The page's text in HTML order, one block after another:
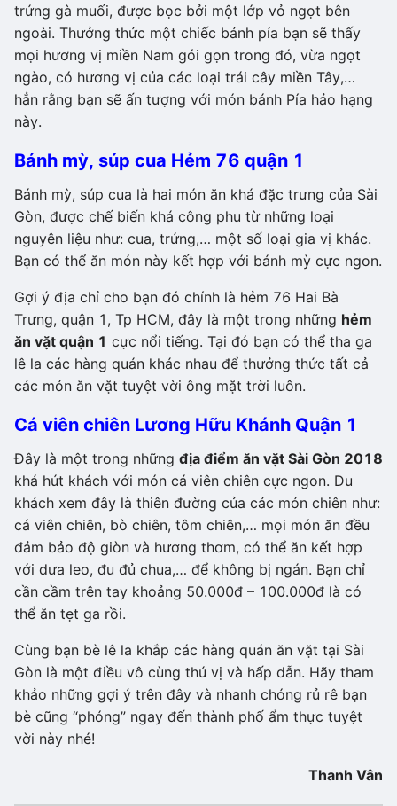
trứng gà muối, được bọc bởi một lớp vỏ ngọt bên
ngoài. Thưởng thức một chiếc bánh pía bạn sẽ thấy
mọi hương vị miền Nam gói gọn trong đó, vừa ngọt
ngào, có hương vị của các loại trái cây miền Tây,…
hẳn rằng bạn sẽ ấn tượng với món bánh Pía hảo hạng
này.
Bánh mỳ, súp cua Hẻm 76 quận 1
Bánh mỳ, súp cua là hai món ăn khá đặc trưng của Sài
Gòn, được chế biến khá công phu từ những loại
nguyên liệu như: cua, trứng,… một số loại gia vị khác.
Bạn có thể ăn món này kết hợp với bánh mỳ cực ngon.
Gợi ý địa chỉ cho bạn đó chính là hẻm 76 Hai Bà
Trưng, quận 1, Tp HCM, đây là một trong những hẻm
ăn vặt quận 1 cực nổi tiếng. Tại đó bạn có thể tha ga
lê la các hàng quán khác nhau để thưởng thức tất cả
các món ăn vặt tuyệt vời ông mặt trời luôn.
Cá viên chiên Lương Hữu Khánh Quận 1
Đây là một trong những địa điểm ăn vặt Sài Gòn 2018
khá hút khách với món cá viên chiên cực ngon. Du
khách xem đây là thiên đường của các món chiên như:
cá viên chiên, bò chiên, tôm chiên,… mọi món ăn đều
đảm bảo độ giòn và hương thơm, có thể ăn kết hợp
với dưa leo, đu đủ chua,… để không bị ngán. Bạn chỉ
cần cầm trên tay khoảng 50.000đ – 100.000đ là có
thể ăn tẹt ga rồi.
Cùng bạn bè lê la khắp các hàng quán ăn vặt tại Sài
Gòn là một điều vô cùng thú vị và hấp dẫn. Hãy tham
khảo những gợi ý trên đây và nhanh chóng rủ rê bạn
bè cũng “phóng” ngay đến thành phố ẩm thực tuyệt
vời này nhé!
Thanh Vân